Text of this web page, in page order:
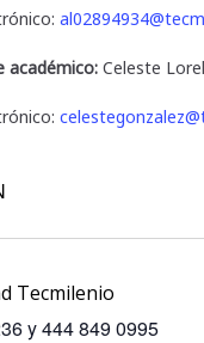
académico: Celeste
Tecmilenio
y 444 849 0995